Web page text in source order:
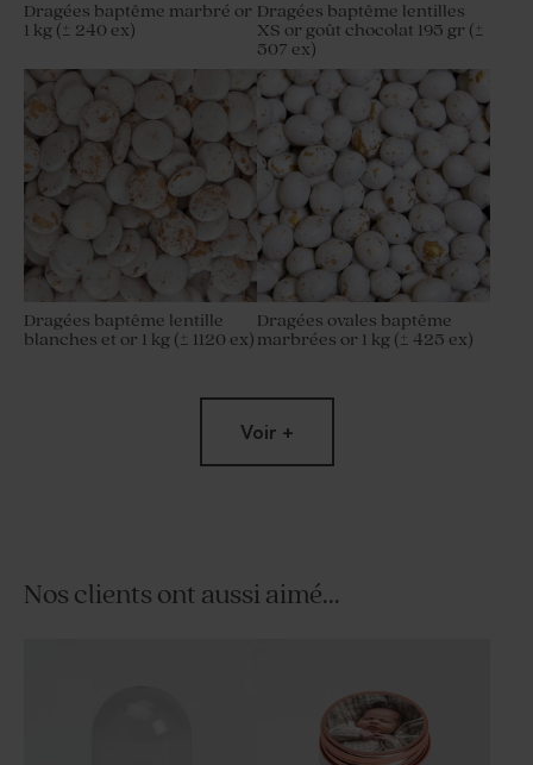
Dragées baptême marbré or
1 kg (± 240 ex)
Dragées baptême lentilles
XS or goût chocolat 195 gr (±
507 ex)
Dragées baptême lentille
blanches et or 1 kg (± 1120 ex)
Dragées ovales baptême
marbrées or 1 kg (± 425 ex)
Voir +
Nos clients ont aussi aimé...